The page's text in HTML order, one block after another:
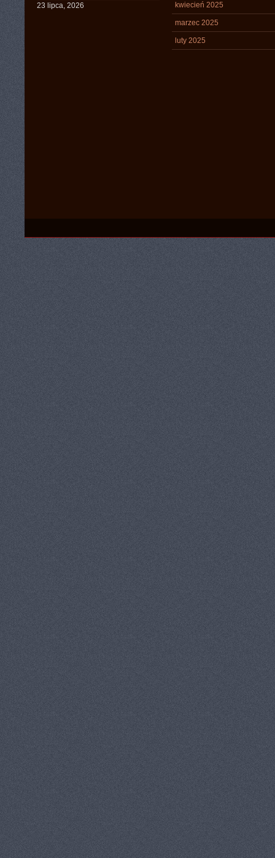
23 lipca, 2026
kwiecień 2025
marzec 2025
luty 2025